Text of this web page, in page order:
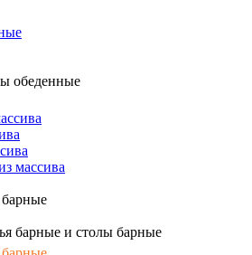
обеденные
массива
барные и столы барные